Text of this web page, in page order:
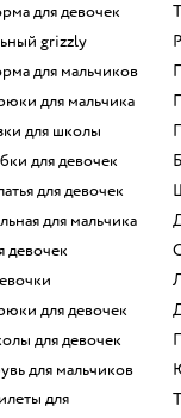
для девочек
grizzly
для мальчиков
для мальчика
для школы
для девочек
для девочек
для мальчика
девочек
для девочек
для девочек
для мальчиков